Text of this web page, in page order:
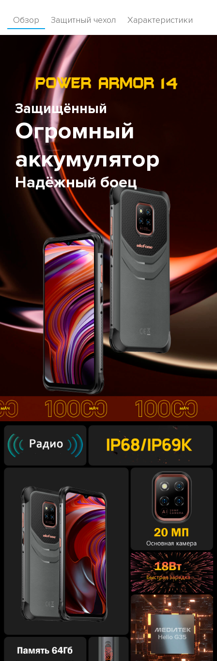
Обзор Защитный чехол Характеристики
Защищённый
Огромный
аккумулятор
Надёжный боец